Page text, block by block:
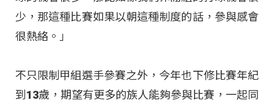
少，那這種比賽如果以朝這種制度的話，參與感會
很熱絡。」
不只限制甲組選手參賽之外，今年也下修比賽年紀
到13歲，期望有更多的族人能夠參與比賽，一起同